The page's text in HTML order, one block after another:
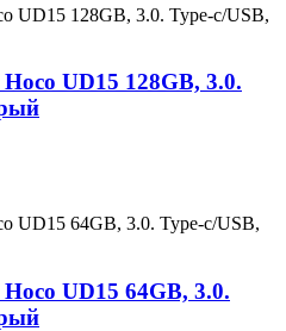
UD15 128GB, 3.0.
UD15 64GB, 3.0.